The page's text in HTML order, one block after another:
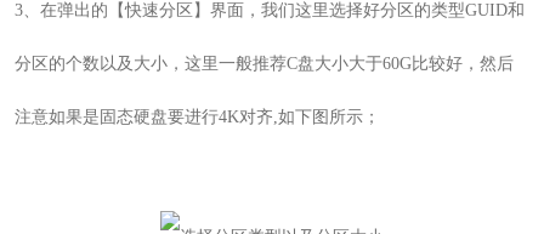
3、在弹出的【快速分区 】界面，我们这里选择好分区的类型GUID和
分区的个数以及大小，这里一般推荐C盘大小大于60G比较好，然后
注意如果是固态硬盘要进行4K对齐,如下图所示；